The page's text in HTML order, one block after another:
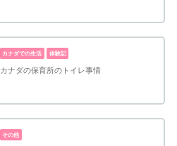
カナダでの生活 体験記
カナダの保育所のトイレ事情
その他